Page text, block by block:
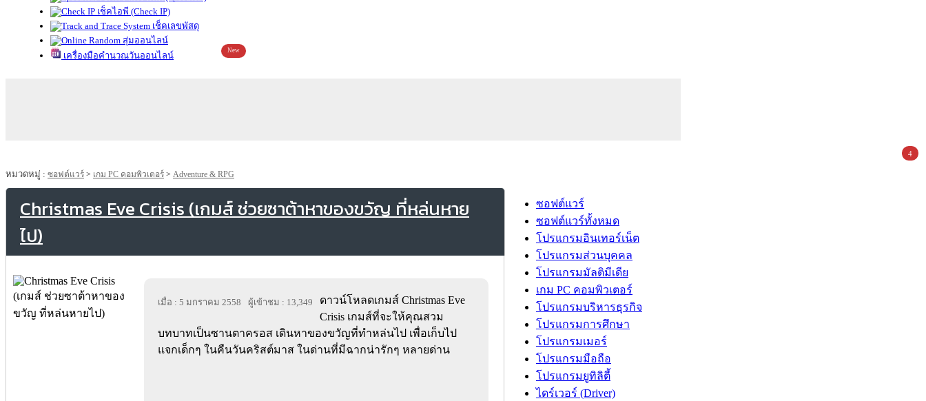
เช็คไอพี (Check IP)
เช็คเลขพัสดุ
สุ่มออนไลน์
เครื่องมือคำนวณวันออนไลน์
New
หมวดหมู่ : ซอฟต์แวร์ > เกม PC คอมพิวเตอร์ > Adventure & RPG
Christmas Eve Crisis (เกมส์ ช่วยซาต้าหาของขวัญ ที่หล่นหาย
ไป)
เมื่อ : 5 มกราคม 2558 ผู้เข้าชม : 13,349
ดาวน์โหลดเกมส์ Christmas Eve
Crisis เกมส์ที่จะให้คุณสวม
บทบาทเป็นซานตาครอส เดินหาของขวัญที่ทำหล่นไป เพื่อเก็บไป
แจกเด็กๆ ในคืนวันคริสต์มาส ในด่านที่มีฉากน่ารักๆ หลายด่าน
ซอฟต์แวร์
ซอฟต์แวร์ทั้งหมด
โปรแกรมอินเทอร์เน็ต
โปรแกรมส่วนบุคคล
โปรแกรมมัลติมีเดีย
เกม PC คอมพิวเตอร์
โปรแกรมบริหารธุรกิจ
โปรแกรมการศึกษา
โปรแกรมเมอร์
โปรแกรมมือถือ
โปรแกรมยูทิลิตี้
ไดร์เวอร์ (Driver)
4